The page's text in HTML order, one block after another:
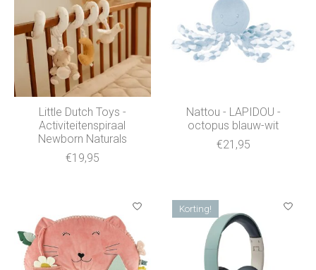
Little Dutch Toys -
Activiteitenspiraal
Newborn Naturals
€19,95
Nattou - LAPIDOU -
octopus blauw-wit
€21,95
Korting!